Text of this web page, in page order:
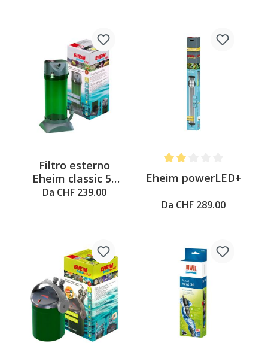
Filtro esterno
Eheim classic 50
fino a 600 litri
Da CHF 239.00
Average rating of 2 out of
Eheim powerLED+
Da CHF 289.00